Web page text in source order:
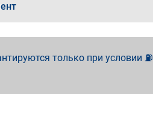
только при условии